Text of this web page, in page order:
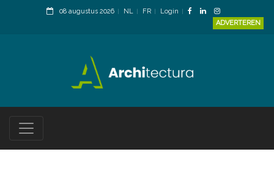
08 augustus 2026 NL FR
Login
ADVERTEREN